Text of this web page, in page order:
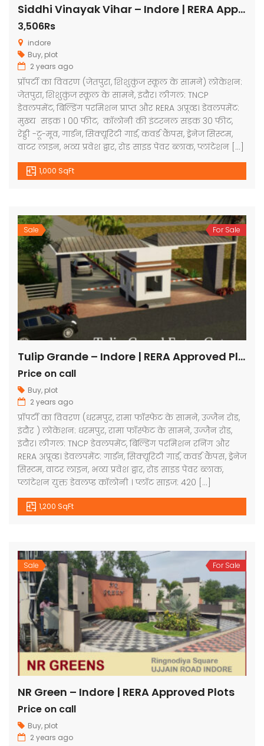
Siddhi Vinayak Vihar – Indore | RERA Approved Plots
3,506Rs
indore
Buy, plot
2 years ago
प्रॉपर्टी का विवरण (जेतपुरा, शिशुकुंज स्कूल के सामने) लोकेशन:
जेतपुरा, शिशुकुंज स्कूल के सामने, इंदौर। लीगल: TNCP
डेवलपमेंट, बिल्डिंग परमिशन प्राप्त और RERA अप्रूव्ड। डेवलपमेंट:
मुख्य सड़क 1 00 फीट, कॉलोनी की इंटरनल सड़क 30 फीट,
रेड्डी -टू-मूव, गार्डन, सिक्यूरिटी गार्ड, कवर्ड कैंपस, ड्रेनेज सिस्टम,
वाटर लाइन, भव्य प्रवेश द्वार, रोड साइड पेवर ब्लाक, प्लांटेशन […]
1,000 SqFt
Sale For Sale
Tulip Grande – Indore | RERA Approved Plots
Price on call
Buy, plot
2 years ago
प्रॉपर्टी का विवरण (धरमपुर, रामा फॉस्फेट के सामने, उज्जैन रोड,
इंदौर ) लोकेशन: धरमपुर, रामा फॉस्फेट के सामने, उज्जैन रोड,
इंदौर। लीगल: TNCP डेवलपमेंट, बिल्डिंग परमिशन रनिंग और
RERA अप्रूव्ड। डेवलपमेंट: गार्डन, सिक्यूरिटी गार्ड, कवर्ड कैंपस, ड्रेनेज
सिस्टम, वाटर लाइन, भव्य प्रवेश द्वार, रोड साइड पेवर ब्लाक,
प्लांटेशन युक्त डेवलप्ड कॉलोनी । प्लॉट साइज: 420 […]
1,200 SqFt
Sale For Sale
NR Green – Indore | RERA Approved Plots
Price on call
Buy, plot
2 years ago